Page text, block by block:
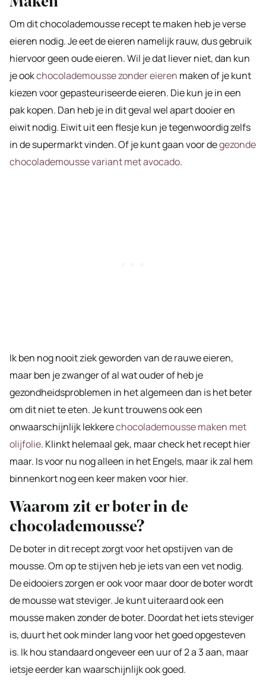
Om dit chocolademousse recept te maken heb je verse
eieren nodig. Je eet de eieren namelijk rauw, dus gebruik
hiervoor geen oude eieren. Wil je dat liever niet, dan kun
je ookchocolademousse zonder eieren maken of je kunt
kiezen voor gepasteuriseerde eieren. Die kun je in een
pak kopen. Dan heb je in dit geval wel apart dooier en
eiwit nodig. Eiwit uit een flesje kun je tegenwoordig zelfs
in de supermarkt vinden. Of je kunt gaan voor degezonde
chocolademousse variant met avocado.
Ik ben nog nooit ziek geworden van de rauwe eieren,
maar ben je zwanger of al wat ouder of heb je
gezondheidsproblemen in het algemeen dan is het beter
om dit niet te eten. Je kunt trouwens ook een
onwaarschijnlijk lekkerechocolademousse maken met
olijfolie. Klinkt helemaal gek, maar check het recept hier
maar. Is voor nu nog alleen in het Engels, maar ik zal hem
binnenkort nog een keer maken voor hier.
Waarom zit er boter in de
chocolademousse?
De boter in dit recept zorgt voor het opstijven van de
mousse. Om op te stijven heb je iets van een vet nodig.
De eidooiers zorgen er ook voor maar door de boter wordt
de mousse wat steviger. Je kunt uiteraard ook een
mousse maken zonder de boter. Doordat het iets steviger
is, duurt het ook minder lang voor het goed opgesteven
is. Ik hou standaard ongeveer een uur of 2 a 3 aan, maar
ietsje eerder kan waarschijnlijk ook goed.